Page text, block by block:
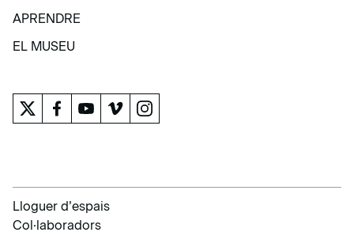
COL·LECCIÓ
APRENDRE
APRENDRE
EL MUSEU
Lloguer d’espais
Col·laboradors